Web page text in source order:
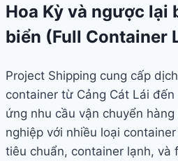
Hoa Kỳ và ngược lại
biển (Full Container
Project Shipping cung cấp
container từ Cảng Cát Lái
ứng nhu cầu vận chuyển
nghiệp với nhiều loại
tiêu chuẩn, container lạnh, và